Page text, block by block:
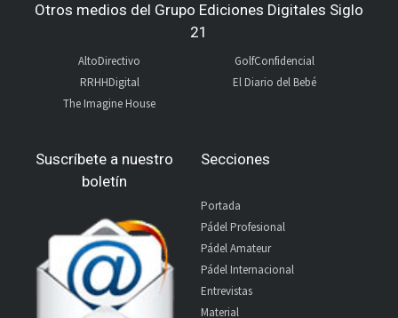
Otros medios del Grupo Ediciones Digitales Siglo
21
AltoDirectivo
RRHHDigital
The Imagine House
GolfConfidencial
El Diario del Bebé
Suscríbete a nuestro
boletín
Secciones
Portada
Pádel Profesional
Pádel Amateur
Pádel Internacional
Entrevistas
Material